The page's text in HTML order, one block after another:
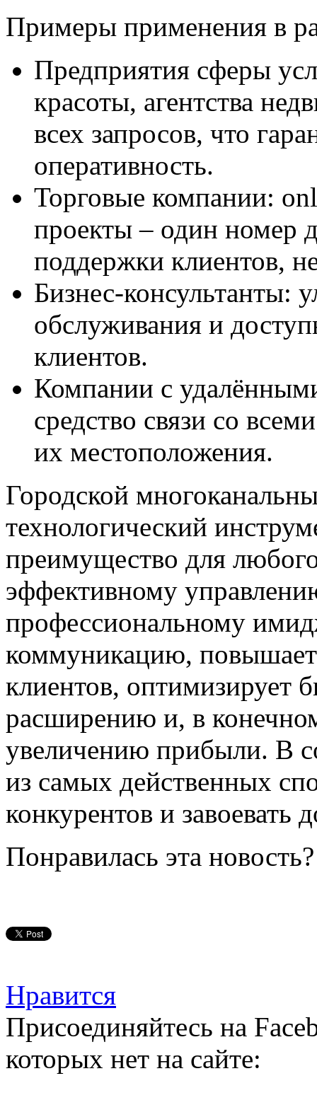
Примеры применения в
Предприятия сферы
красоты, агентства
всех запросов, что
оперативность.
Торговые компании:
проекты – один номер
поддержки клиентов,
Бизнес-консультанты:
обслуживания и
клиентов.
Компании с
средство связи со
их местоположения.
Городской
технологический
преимущество для
эффективному
профессиональному
коммуникацию, повышает
клиентов, оптимизирует
расширению и, в
увеличению прибыли. В
из самых действенных
конкурентов и завоевать
Понравилась эта
Нравится
Присоединяйтесь на
которых нет на сайте: